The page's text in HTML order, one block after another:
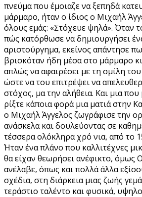
πνεύμα που έμοιαζε να ξεπηδά
μάρμαρο, ήταν ο ίδιος ο Μιχαήλ
όλους εμάς: «Στόχευε ψηλά». Όταν
πώς κατόρθωσε να δημιουργήσει
αριστούργημα, εκείνος απάντησε
βρισκόταν ήδη μέσα στο μάρμαρο
απλώς να αφαιρέσει με τη σμίλη
ώστε να του επιτρέψει να
στόχος, μα την αλήθεια. Και μια που
ρίξτε κάποια φορά μια ματιά στην
ο Μιχαήλ Άγγελος ζωγράφισε την
ανάσκελα και δουλεύοντας σε
τέσσερα ολόκληρα χρό νια, από το
Ήταν ένα πλάνο που καλλιτέχνες
θα είχαν θεωρήσει ανέφικτο, όμως
ανέλαβε, όπως και πολλά άλλα
σχέδια, στη διάρκεια μιας ζωής
τεράστιο ταλέντο και φυσικά,